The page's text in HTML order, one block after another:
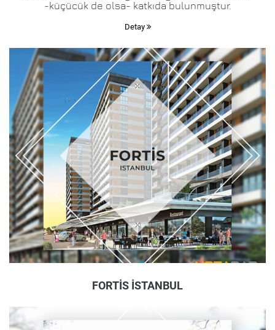
-küçücük de olsa- katkıda bulunmuştur.
Detay 
FORTİS İSTANBUL